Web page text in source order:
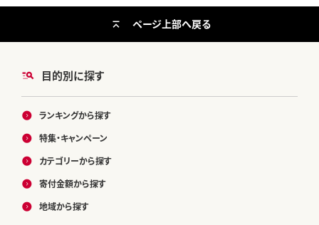
目的別に探す
ランキングから探す
特集・キャンペーン
カテゴリーから探す
寄付金額から探す
地域から探す
ページ上部へ戻る